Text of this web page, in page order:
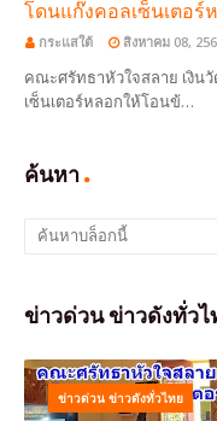
โดนแก๊งคอลเซ็นเตอ
กระแสใต้ สิงหาคม 08,
คณะศรัทธาหัวใจสลาย เงิน
เซ็นเตอร์หลอกให้โอนข้…
ค้นหา
ข่าวด่วน ข่าวดังทั่วไ
ข่าวด่วน ข่าวดังทั่วไทย